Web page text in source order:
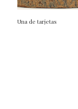
Una de tarjetas